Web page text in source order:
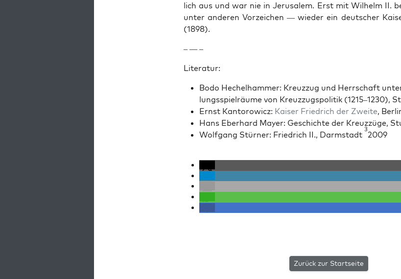
lich aus und war nie in Jerusalem. Erst mit Wil­helm II.
unter anderen Vorze­ichen — wieder ein deutsch­er
(1898).
– — –
Lit­er­atur:
Bodo Hechel­ham­mer: Kreuz­zug und Herrschaft
lungsspiel­räume von Kreuz­zugspoli­tik (1215–1230),
Ernst Kan­torow­icz: Kaiser Friedrich der Zweite,
Hans Eber­hard May­er: Geschichte der Kreuz­züge,
Wolf­gang Stürn­er: Friedrich II., Darm­stadt
3
2009
Zurück zur Startseite